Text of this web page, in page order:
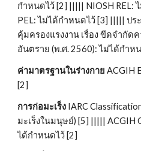
กำหนดไว้ [2] ||||| NIOSH REL:
PEL: ไม่ได้กำหนดไว้ [3] ||||| ป
คุ้มครองแรงงาน เรื่อง ขีดจำกัด
อันตราย (พ.ศ. 2560): ไม่ได้กำห
ค่ามาตรฐานในร่างกาย ACGIH
[2]
การก่อมะเร็ง IARC
มะเร็งในมนุษย์) [5] ||||| ACGIH
ได้กำหนดไว้ [2]